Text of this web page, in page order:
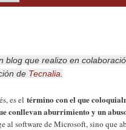
blog que realizo en
de Tecnalia
es el término con el que
conllevan aburrimiento y un
al software de Microsoft, sino que